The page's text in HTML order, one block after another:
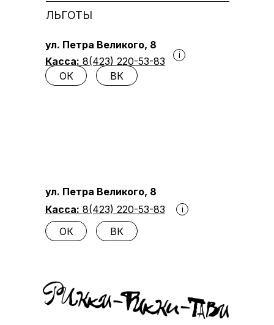
ул. Петра Великого, 8
Касса: 8(423) 220-53-83
ВК
ОК
i
ЛЬГОТЫ
ул. Петра Великого, 8
Касса: 8(423) 220-53-83
ВК
ОК
i